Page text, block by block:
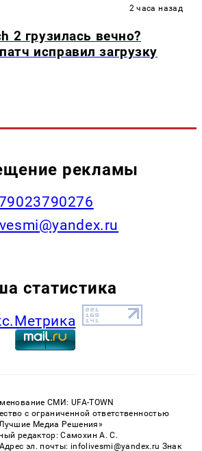
2 часа назад
2 грузилась вечно?
исправил загрузку
рекламы
статистика
СМИ: UFA-TOWN
с ограниченной ответственностью
Медиа Решения»
редактор: Самохин А. С.
эл. почты: infolivesmi@yandex.ru Знак